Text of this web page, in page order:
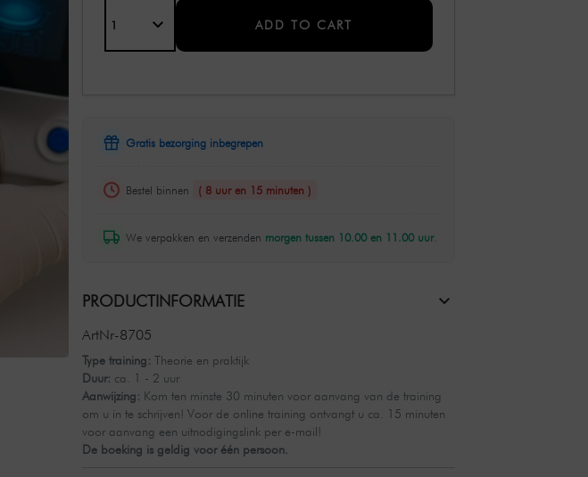
ADD TO CART
Gratis bezorging inbegrepen
Bestel binnen ( 8 uur en 15 minuten )
We verpakken en verzenden morgen tussen 10.00 en 11.00 uur.
PRODUCTINFORMATIE
ArtNr-8705
Type training: Theorie en praktijk
Duur: ca. 1 - 2 uur
Aanwijzing: Kom ten minste 30 minuten voor aanvang van de training
om u in te schrijven! Voor de online training ontvangt u ca. 15 minuten
voor aanvang een uitnodigingslink per e-mail!
De boeking is geldig voor één persoon.